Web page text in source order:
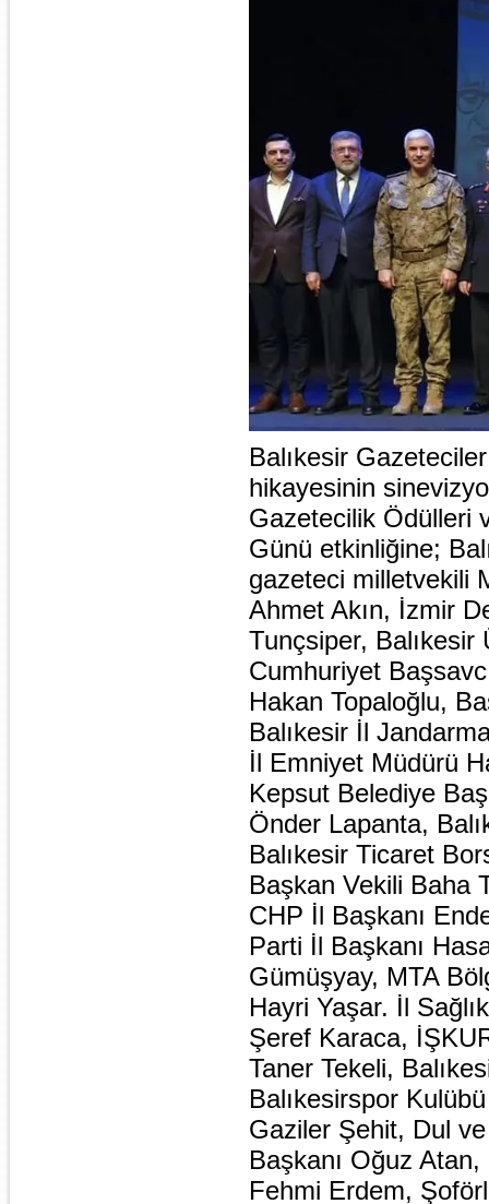
Balıkesir
hikayesinin
Gazetecilik Ödülleri
Günü etkinliğine;
gazeteci milletvekili
Ahmet Akın, İzmir
Tunçsiper, Balıkesir
Cumhuriyet
Hakan Topaloğlu,
Balıkesir İl
İl Emniyet Müdürü
Kepsut Belediye
Önder Lapanta,
Balıkesir Ticaret
Başkan Vekili Baha
CHP İl Başkanı
Parti İl Başkanı
Gümüşyay, MTA
Hayri Yaşar. İl
Şeref Karaca,
Taner Tekeli,
Balıkesirspor
Gaziler Şehit, Dul
Başkanı Oğuz
Fehmi Erdem,